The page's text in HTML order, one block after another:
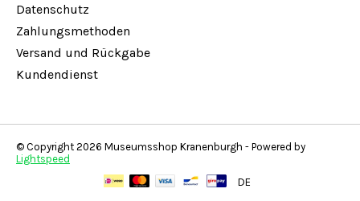
Datenschutz
Zahlungsmethoden
Versand und Rückgabe
Kundendienst
© Copyright 2026 Museumsshop Kranenburgh - Powered by
Lightspeed
DE